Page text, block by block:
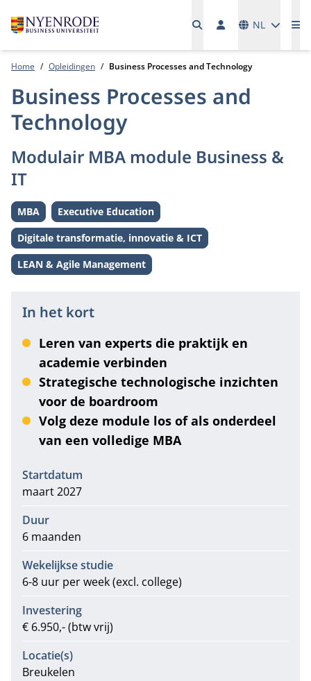
NL
Home Opleidingen Business Processes and Technology
Business Processes and
Technology
Modulair MBA module Business &
IT
Level:
MBA Level:
Executive Education
Thema:
Digitale transformatie, innovatie & ICT
Thema:
LEAN & Agile Management
In het kort
Leren van experts die praktijk en
academie verbinden
Strategische technologische inzichten
voor de boardroom
Volg deze module los of als onderdeel
van een volledige MBA
Informatie
Startdatum
maart 2027
Duur
6 maanden
Wekelijkse studie
6-8 uur per week (excl. college)
Investering
€ 6.950,- (btw vrij)
Locatie(s)
Breukelen